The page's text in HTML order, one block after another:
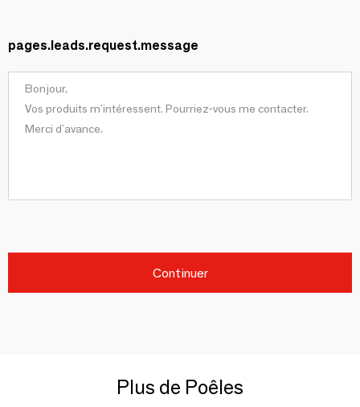
pages.leads.request.message
Continuer
Plus de Poêles